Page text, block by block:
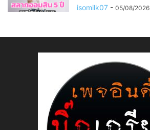
isomilk07 - 05/08/2026